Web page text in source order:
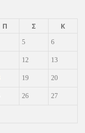
Π Σ Κ
5 6
12 13
19 20
26 27